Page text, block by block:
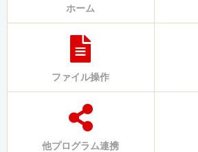
ホーム
ファイル操作
他プログラム連携